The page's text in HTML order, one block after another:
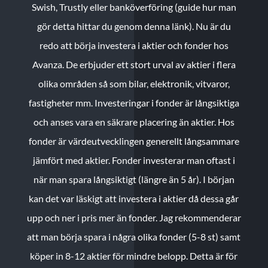
Swish, Trustly eller banköverföring (guide hur man
gör detta hittar du genom denna länk). Nu är du
redo att börja investera i aktier och fonder hos
Avanza. De erbjuder ett stort urval av aktier i flera
olika områden så som bilar, elektronik, vitvaror,
fastigheter mm. Investeringar i fonder är långsiktiga
och anses vara en säkrare placering än aktier. Hos
fonder är värdeutvecklingen generellt långsammare
jämfört med aktier. Fonder investerar man oftast i
när man spara långsiktigt (längre än 5 år). I början
kan det var läskigt att investera i aktier då dessa går
upp och ner i pris mer än fonder. Jag rekommenderar
att man börja spara i några olika fonder (5-8 st) samt
köper in 8-12 aktier för mindre belopp. Detta är för